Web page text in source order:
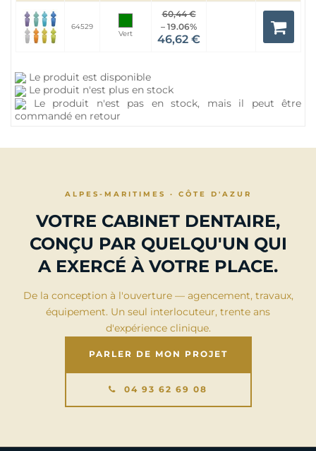
64529
Vert
60,44 €
– 19.06%
46,62 €
Le produit est disponible
Le produit n'est plus en stock
Le produit n'est pas en stock, mais il peut être
commandé en retour
ALPES-MARITIMES · CÔTE D'AZUR
VOTRE CABINET DENTAIRE,
CONÇU PAR QUELQU'UN QUI
A EXERCÉ À VOTRE PLACE.
De la conception à l'ouverture — agencement, travaux,
équipement. Un seul interlocuteur, trente ans
d'expérience clinique.
PARLER DE MON PROJET
04 93 62 69 08